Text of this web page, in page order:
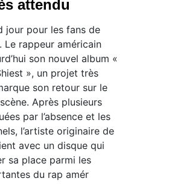
attendu
jour pour les fans de
Le rappeur américain
son nouvel album «
», un projet très
son retour sur le
Après plusieurs
par l’absence et les
l’artiste originaire de
avec un disque qui
sa place parmi les
du rap amér